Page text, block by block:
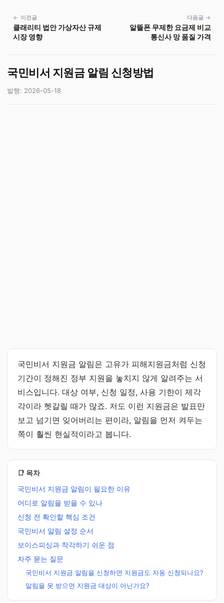
← 이전글
클래리티 법안 가상자산 규제
시장 영향
다음글 →
알뜰폰 무제한 요금제 비교
통신사 망 품질 가격
국민비서 지원금 알림 신청방법
발행: 2026-05-18
국민비서 지원금 알림은 고유가 피해지원금처럼 신청
기간이 정해진 정부 지원을 놓치지 않게 알려주는 서
비스입니다. 대상 여부, 신청 일정, 사용 기한이 제각
각이라 헷갈릴 때가 많죠. 저도 이런 지원금은 발표만
보고 넘기면 잊어버리는 편이라, 알림을 먼저 켜두는
쪽이 훨씬 현실적이라고 봅니다.
📑 목차
국민비서 지원금 알림이 필요한 이유
어디로 알림을 받을 수 있나
신청 전 확인할 핵심 조건
국민비서 알림 설정 순서
보이스피싱과 착각하기 쉬운 점
자주 묻는 질문
국민비서 지원금 알림을 신청하면 지원금도 자동 신청되나요?
알림을 못 받으면 지원금 대상이 아닌가요?